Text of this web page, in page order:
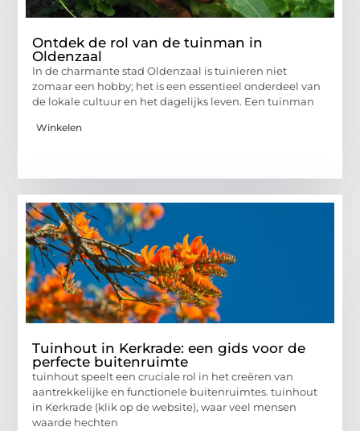
Ontdek de rol van de tuinman in
Oldenzaal
In de charmante stad Oldenzaal is tuinieren niet
zomaar een hobby; het is een essentieel onderdeel van
de lokale cultuur en het dagelijks leven. Een tuinman
Winkelen
Tuinhout in Kerkrade: een gids voor de
perfecte buitenruimte
tuinhout speelt een cruciale rol in het creëren van
aantrekkelijke en functionele buitenruimtes. tuinhout
in Kerkrade (klik op de website), waar veel mensen
waarde hechten